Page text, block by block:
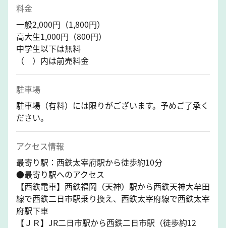
料金
一般2,000円（1,800円）
高大生1,000円（800円）
中学生以下は無料
（ ）内は前売料金
駐車場
駐車場（有料）には限りがございます。予めご了承く
ださい。
アクセス情報
最寄り駅：西鉄太宰府駅から徒歩約10分
●最寄り駅へのアクセス
【西鉄電車】西鉄福岡（天神）駅から西鉄天神大牟田
線で西鉄二日市駅乗り換え、西鉄太宰府線で西鉄太宰
府駅下車
【ＪＲ】JR二日市駅から西鉄二日市駅（徒歩約12